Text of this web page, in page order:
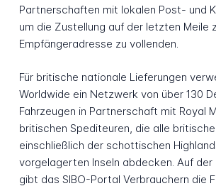
Partnerschaften mit lokalen Post- und
um die Zustellung auf der letzten Meile
Empfängeradresse zu vollenden.
Für britische nationale Lieferungen
Worldwide ein Netzwerk von über 130
Fahrzeugen in Partnerschaft mit Royal
britischen Spediteuren, die alle
einschließlich der schottischen
vorgelagerten Inseln abdecken. Auf der
gibt das SIBO-Portal Verbrauchern die